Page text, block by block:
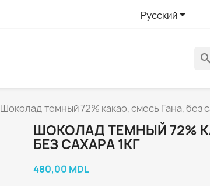
Русский
search
Шоколад темный 72% какао, смесь Гана, без
ШОКОЛАД ТЕМНЫЙ 72%
БЕЗ САХАРА 1КГ
480,00 MDL